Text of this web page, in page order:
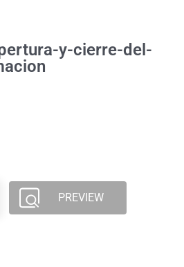
y-cierre-del-
PREVIEW